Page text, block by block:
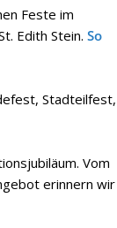
Feste im
Edith Stein. So
Stadteilfest,
Vom
erinnern wir